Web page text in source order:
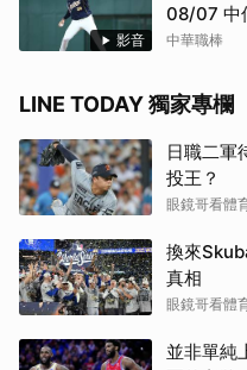
影音
08/07 中
中華職棒
LINE TODAY 獨家專欄
日職二軍
投王？
眼鏡哥看體
換來
真相
眼鏡哥看體
並非單純